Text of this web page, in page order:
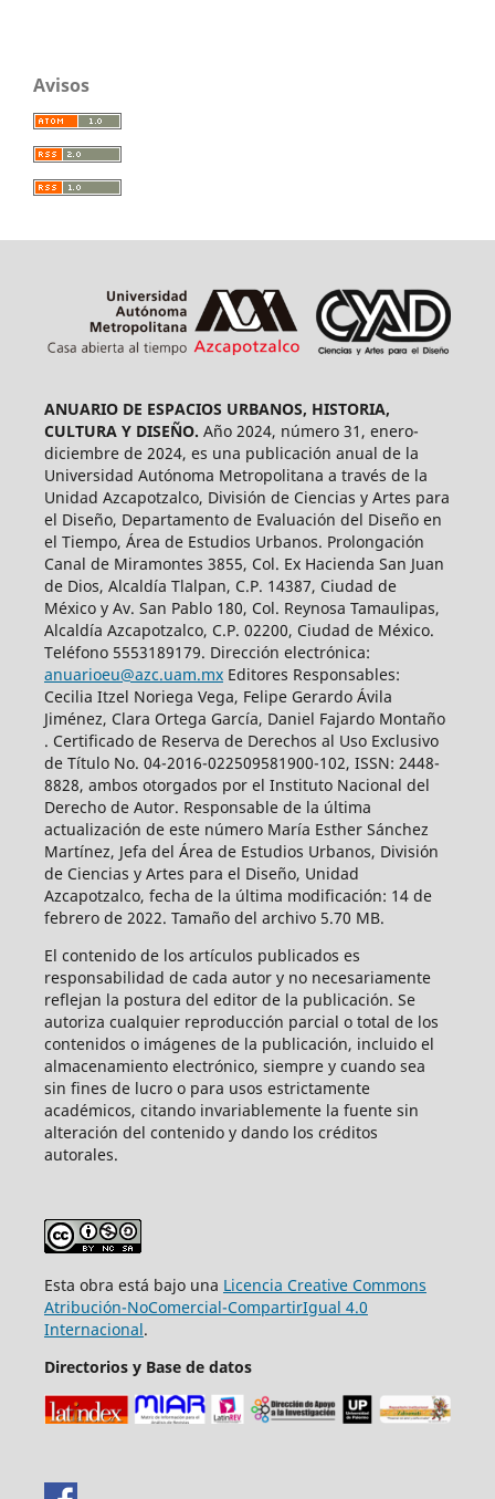
Avisos
ANUARIO DE ESPACIOS URBANOS, HISTORIA,
CULTURA Y DISEÑO. Año 2024, número 31, enero-
diciembre de 2024, es una publicación anual de la
Universidad Autónoma Metropolitana a través de la
Unidad Azcapotzalco, División de Ciencias y Artes para
el Diseño, Departamento de Evaluación del Diseño en
el Tiempo, Área de Estudios Urbanos. Prolongación
Canal de Miramontes 3855, Col. Ex Hacienda San Juan
de Dios, Alcaldía Tlalpan, C.P. 14387, Ciudad de
México y Av. San Pablo 180, Col. Reynosa Tamaulipas,
Alcaldía Azcapotzalco, C.P. 02200, Ciudad de México.
Teléfono 5553189179. Dirección electrónica:
anuarioeu@azc.uam.mxEditores Responsables:
Cecilia Itzel Noriega Vega, Felipe Gerardo Ávila
Jiménez, Clara Ortega García, Daniel Fajardo Montaño
. Certificado de Reserva de Derechos al Uso Exclusivo
de Título No. 04-2016-022509581900-102, ISSN: 2448-
8828, ambos otorgados por el Instituto Nacional del
Derecho de Autor. Responsable de la última
actualización de este número María Esther Sánchez
Martínez, Jefa del Área de Estudios Urbanos, División
de Ciencias y Artes para el Diseño, Unidad
Azcapotzalco, fecha de la última modificación: 14 de
febrero de 2022. Tamaño del archivo 5.70 MB.
El contenido de los artículos publicados es
responsabilidad de cada autor y no necesariamente
reflejan la postura del editor de la publicación. Se
autoriza cualquier reproducción parcial o total de los
contenidos o imágenes de la publicación, incluido el
almacenamiento electrónico, siempre y cuando sea
sin fines de lucro o para usos estrictamente
académicos, citando invariablemente la fuente sin
alteración del contenido y dando los créditos
autorales.
Esta obra está bajo una Licencia Creative Commons
Atribución-NoComercial-CompartirIgual 4.0
Internacional.
Directorios y Base de datos